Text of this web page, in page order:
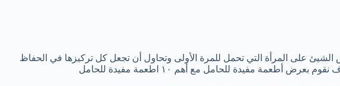
على المرأة التي تحمل للمرة الأولى وتحاول أن تجعل كل تركيزها في الحفاظ
مفيدة للحامل مع أهم ١٠ اطعمة مفيدة للحامل